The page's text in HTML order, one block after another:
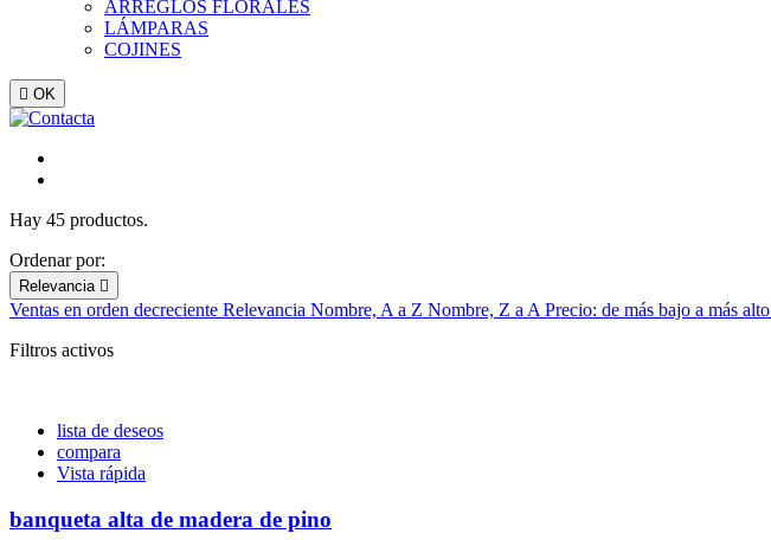
ARREGLOS FLORALES
LÁMPARAS
COJINES
 OK
Hay 45 productos.
Ordenar por:
Relevancia 
Ventas en orden decreciente Relevancia Nombre, A a Z Nombre, Z a A Precio: de más bajo a más alto
Filtros activos
lista de deseos
compara
Vista rápida
banqueta alta de madera de pino